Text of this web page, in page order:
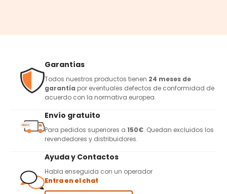
Garantías
Todos nuestros productos tienen 24 meses de
garantía por eventuales defectos de conformidad de
acuerdo con la normativa europea.
Envío gratuito
Para pedidos superiores a 150€. Quedan excluidos los
revendedores y distribuidores.
Ayuda y Contactos
Habla enseguida con un operador
Entra en el chat